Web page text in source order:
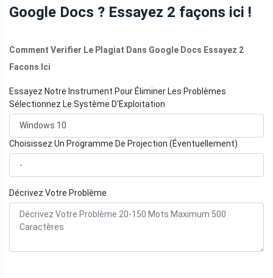
Google Docs ? Essayez 2 façons ici !
Comment Verifier Le Plagiat Dans Google Docs Essayez 2
Facons Ici
Essayez Notre Instrument Pour Éliminer Les Problèmes
Sélectionnez Le Système D'Exploitation
Choisissez Un Programme De Projection (Éventuellement)
Décrivez Votre Problème